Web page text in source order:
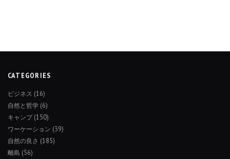
CATEGORIES
ビジネス (16)
自然と哲学 (6)
キャンプ(150)
ワーケーション (39)
自然の良さ (185)
離島 (56)